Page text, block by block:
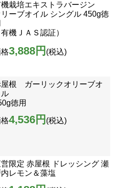
栽培エキストラバージン
リーブオイル シングル 450g徳
有機ＪＡＳ認証）
3,888円 (税込)
根 ガーリックオリーブオ
徳用
4,536円 (税込)
限定 赤屋根 ドレッシング 瀬
内レモン＆藻塩